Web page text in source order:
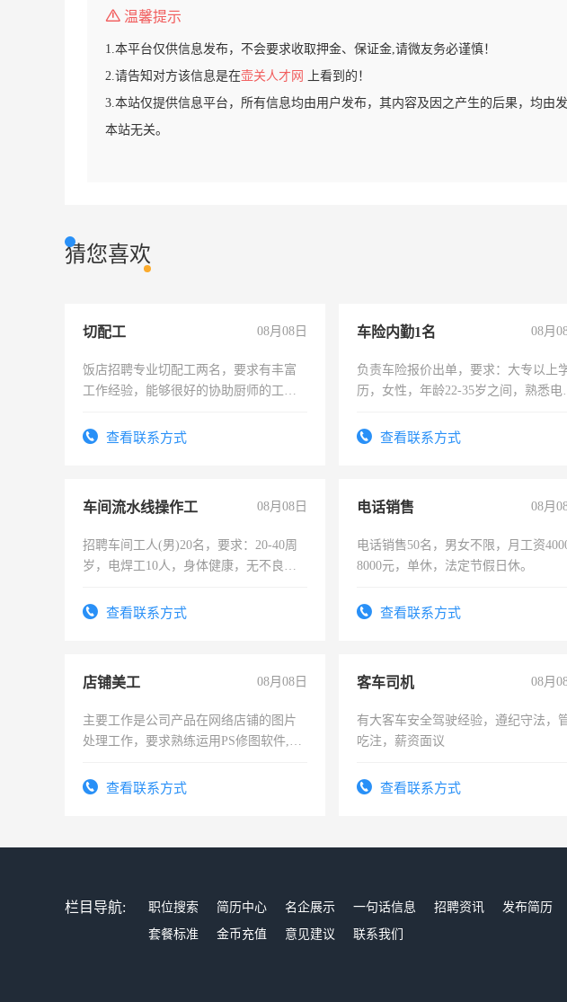
温馨提示
1.本平台仅供信息发布，不会要求收取押金、保证金,请微友务必谨慎！
2.请告知对方该信息是在壶关人才网
上看到的！
3.本站仅提供信息平台，所有信息均由用户发布，其内容及因之产生的后果，均由
本站无关。
猜您喜欢
切配工 08月08日
饭店招聘专业切配工两名，要求有丰富
工作经验，能够很好的协助厨师的工
4500。查看联系方式
车险内勤1名 08月
负责车险报价出单，要求：大专以上
历，女性，年龄22-35岁之间，熟悉电
试用期1-3个月，转正后交纳五险，
查看联系方式
车间流水线操作工 08月08日
招聘车间工人(男)20名，要求：20-40周
岁，电焊工10人，身体健康，无不良嗜
宿，免费发放劳保用品，两班倒，每月
查看联系方式
电话销售 08月
电话销售50名，男女不限，月工资
8000元，单休，法定节假日休。
查看联系方式
店铺美工 08月08日
主要工作是公司产品在网络店铺的图片
处理工作，要求熟练运用PS修图软件,工
查看联系方式
客车司机 08月
有大客车安全驾驶经验，遵纪守法，
吃注，薪资面议
查看联系方式
栏目导航: 职位搜索 简历中心 名企展示 一句话信息 招聘资讯 发布简历
套餐标准
金币充值 意见建议 联系我们